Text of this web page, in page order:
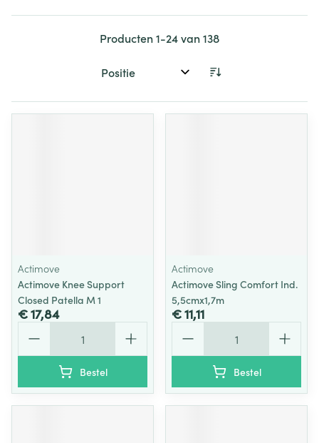
Producten1-24van138
Sorteer op:
Actimove
Actimove Knee Support
Closed Patella M 1
€ 17,84
Bestel
Actimove
Actimove Sling Comfort Ind.
5,5cmx1,7m
€ 11,11
Bestel